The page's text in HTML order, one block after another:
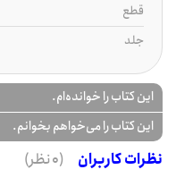
قطع
جلد
این کتاب را خوانده‌ام.
این کتاب را می‌خواهم بخوانم.
نظرات کاربران
(0 نظر)